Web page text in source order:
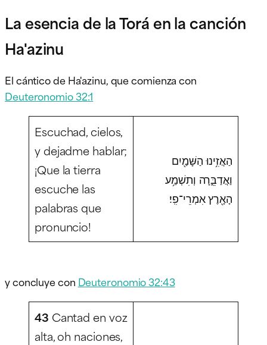
La esencia de la Torá en la canción
Ha'azinu
El cántico de Ha'azinu, que comienza con
Deuteronomio 32:1
Escuchad, cielos,
y dejadme hablar;
¡Que la tierra
escuche las
palabras que
pronuncio!
הַאֲזִ֥ינוּ הַשָּׁמַ֖יִם
וַאֲדַבֵּ֑רָה וְתִשְׁמַ֥ע
הָאָ֖רֶץ אִמְרֵי־פִֽי׃
y concluye con Deuteronomio 32:43
43 Cantad en voz
alta, oh naciones,